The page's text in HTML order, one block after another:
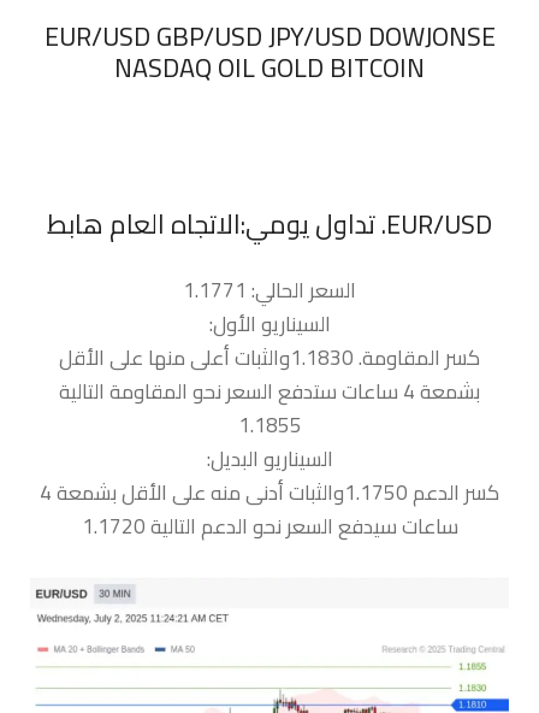
‏EUR/USD GBP/USD JPY/USD DOWJONSE
NASDAQ OIL GOLD BITCOIN
السعر الحالي: 1.1771
السيناريو الأول:
كسر المقاومة. 1.1830والثبات أعلى منها على الأقل
بشمعة 4 ساعات ستدفع السعر نحو المقاومة التالية
1.1855
السيناريو البديل:
كسر الدعم 1.1750والثبات أدنى منه على الأقل بشمعة 4
ساعات سيدفع السعر نحو الدعم التالية 1.1720